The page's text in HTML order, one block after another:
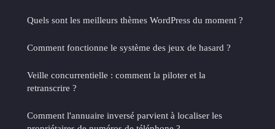
Quels sont les meilleurs thèmes WordPress du moment ?
Comment fonctionne le système des jeux de hasard ?
Veille concurrentielle : comment la piloter et la
retranscrire ?
Comment l'annuaire inversé parvient à localiser les